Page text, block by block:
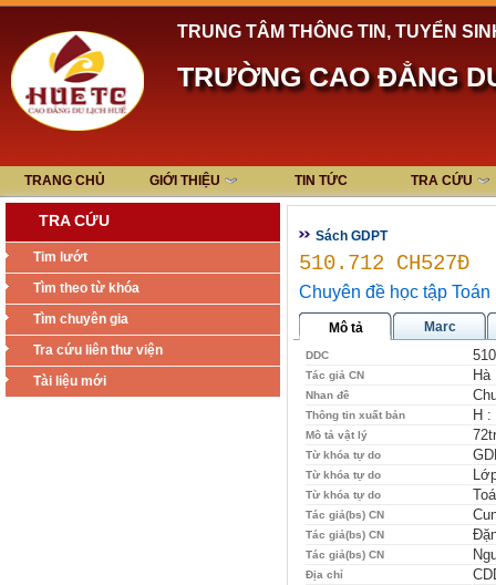
TRUNG TÂM THÔNG TIN, TUYỂN
TRƯỜNG CAO ĐẲNG
TRANG CHỦ GIỚI THIỆU TIN TỨC TRA CỨU
TRA CỨU
Tim lướt
Tìm theo từ khóa
Tìm chuyên gia
Tra cứu liên thư viện
Tài liệu mới
Sách GDPT
510.712 CH527Đ
Chuyên đề học tập Toán
Mô tả Marc
DDC
Tác giả CN Hà
Nhan đề
Thông tin xuất bản H :
Mô tả vật lý
Từ khóa tự do
Từ khóa tự do
Từ khóa tự do
Tác giả(bs) CN
Tác giả(bs) CN
Tác giả(bs) CN
Địa chỉ